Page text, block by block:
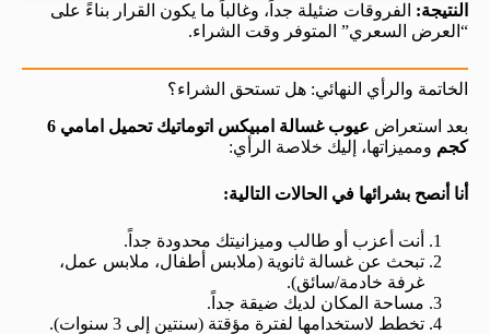
النتيجة: الفروقات ضئيلة جداً، وغالباً ما يكون القرار بناءً على
“العرض السعري” المتوفر وقت الشراء.
الخاتمة والرأي النهائي: هل تستحق الشراء؟
بعد استعراض
عيوب غسالة امبيكس اتوماتيك تحميل امامي 6
كجم ومميزاتها، إليك خلاصة الرأي:
أنا أنصح بشرائها في الحالات التالية:
أنت أعزب أو طالب وميزانيتك محدودة جداً.
تبحث عن غسالة ثانوية (ملابس أطفال، ملابس عمل،
غرفة خادمة/سائق).
مساحة المكان لديك ضيقة جداً.
تخطط لاستخدامها لفترة مؤقتة (سنتين إلى 3 سنوات).